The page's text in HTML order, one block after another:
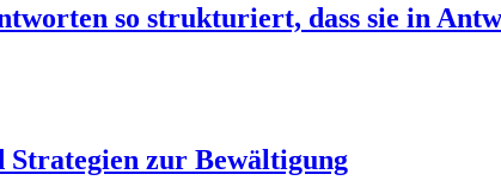
so strukturiert, dass sie in
zur Bewältigung